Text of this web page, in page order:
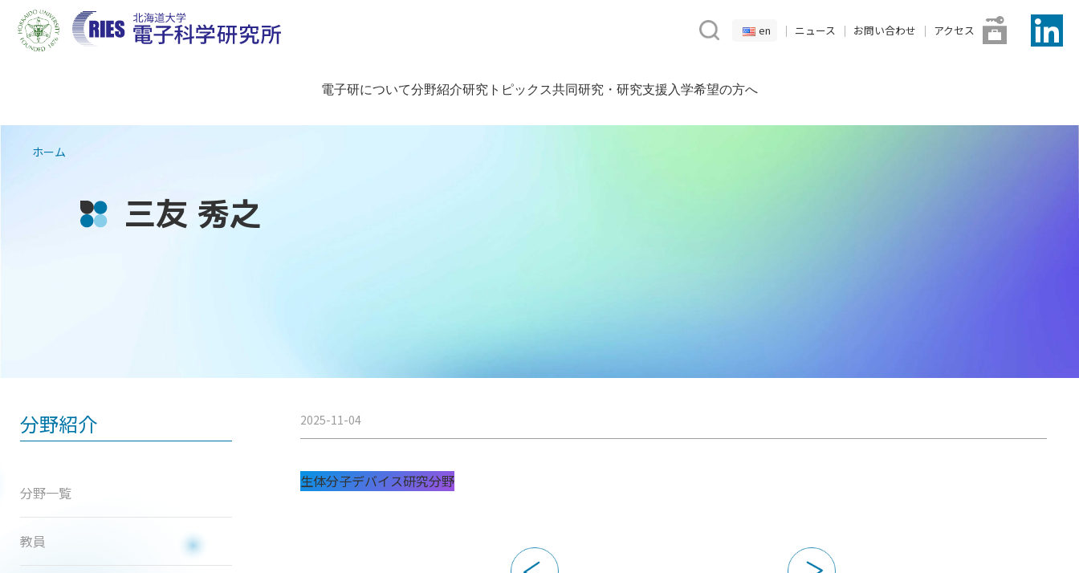
en ニュース お問い合わせ アクセス
電子研について分野紹介研究トピックス共同研究・研究支援 入学希望の方へ
ホーム
三友 秀之
分野紹介
分野一覧
教員
2025-11-04
生体分子デバイス研究分野